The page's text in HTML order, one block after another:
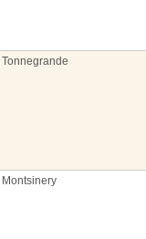
Tonnegrande
Montsinery